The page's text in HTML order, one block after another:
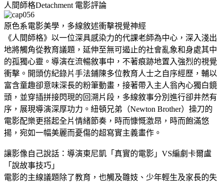
人間師格Detachment 電影評論
原色系電影美學，多線敘述衝擊視覺神經
《人間師格》以一位深具感染力的代課老師為中心，深入淺出
地將觸角從教育議題，延伸至無可遏止的社會亂象和身處其中
的孤獨心靈。導演在流暢敘事中，不著痕跡地置入強烈的視覺
衝擊。開頭仿紀錄片手法鋪陳多位教育人士之自序經歷，輔以
富含童趣卻意味深長的粉筆動畫，接著帶入主人翁內心獨白鏡
頭，並穿插拼接閃現的回溯片段，多線敘事分別進行卻井然有
序，展現導演深厚功力。紐頓兄弟（Newton Brother）操刀的
電影配樂更搭起全片情緒節奏，時而慷慨激昂，時而飽滿悠
揚，宛如一幅美麗而憂傷的超寫實主義畫作。
讓影像自己說話：導演東尼凱「真實的電影」VS編劇卡爾盧
「說故事技巧」
電影的主線議題除了教育，也觸及雛妓、少年輕生及家長的失